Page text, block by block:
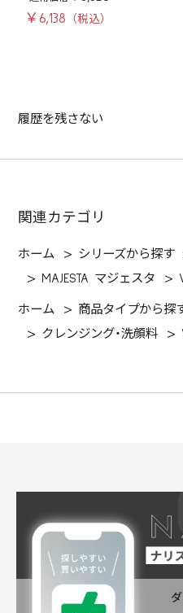
￥6,138
履歴を残さない
関連カテゴリ
ホーム > シリーズから探す
>
MAJESTA マジェスタ >
ホーム > 商品タイプから探
>
クレンジング・洗顔料 >